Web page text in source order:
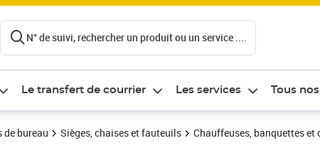
N° de suivi, rechercher un produit ou un service ....
Le transfert de courrier Les services Tous
de bureau Sièges, chaises et fauteuils Chauffeuses, banquettes et